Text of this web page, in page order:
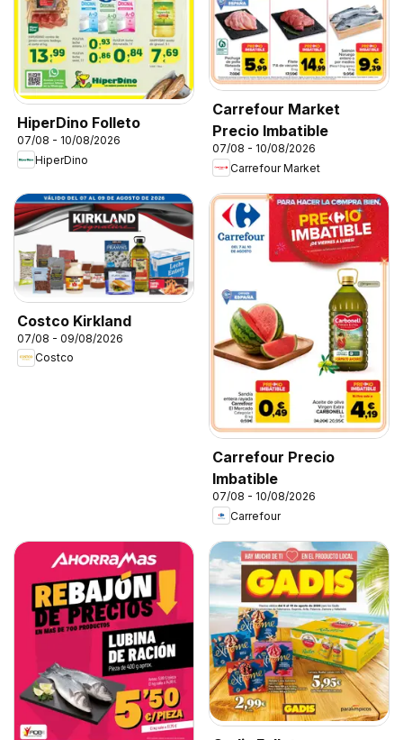
HiperDino Folleto
07/08 - 10/08/2026
HiperDino
Carrefour Market
Precio Imbatible
07/08 - 10/08/2026
Carrefour Market
Costco Kirkland
07/08 - 09/08/2026
Costco
Carrefour Precio
Imbatible
07/08 - 10/08/2026
Carrefour